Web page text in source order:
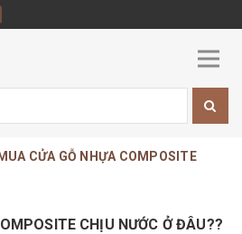
MUA CỬA GỖ NHỰA COMPOSITE
CHỊU NƯỚC Ở ĐÂU??